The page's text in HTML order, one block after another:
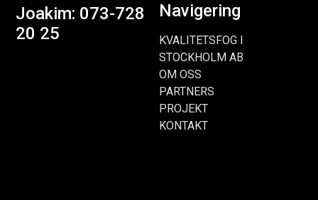
Joakim: 073-728
20 25
Navigering
KVALITETSFOG I
STOCKHOLM AB
OM OSS
PARTNERS
PROJEKT
KONTAKT